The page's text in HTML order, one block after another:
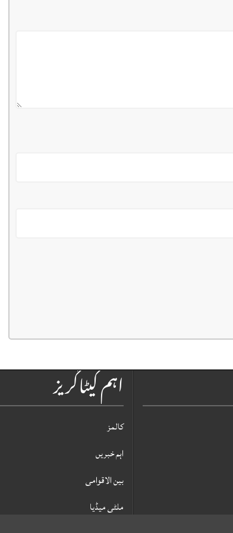
اہم کیٹاگریز
کالمز
اہم خبریں
بین الاقوامی
ملٹی میڈیا